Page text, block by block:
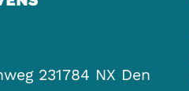
231784 NX Den